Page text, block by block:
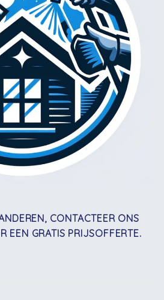
CONTACTEER ONS
EEN GRATIS PRIJSOFFERTE.